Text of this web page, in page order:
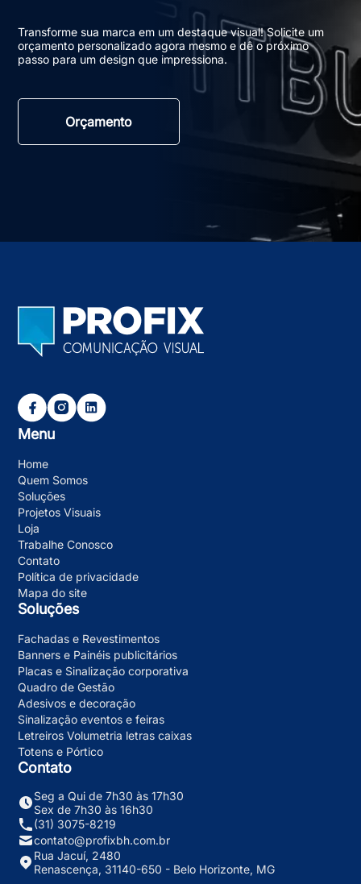
Transforme sua marca em um destaque visual! Solicite um
orçamento personalizado agora mesmo e dê o próximo
passo para um design que impressiona.
Orçamento
Menu
Home
Quem Somos
Soluções
Projetos Visuais
Loja
Trabalhe Conosco
Contato
Política de privacidade
Mapa do site
Soluções
Fachadas e Revestimentos
Banners e Painéis publicitários
Placas e Sinalização corporativa
Quadro de Gestão
Adesivos e decoração
Sinalização eventos e feiras
Letreiros Volumetria letras caixas
Totens e Pórtico
Contato
Seg a Qui de 7h30 às 17h30
Sex de 7h30 às 16h30
(31) 3075-8219
contato@profixbh.com.br
Rua Jacuí, 2480
Renascença, 31140-650 - Belo Horizonte, MG